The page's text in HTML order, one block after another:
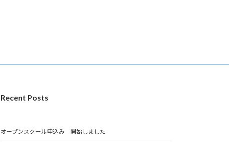
Recent Posts
オープンスクール申込み 開始しました